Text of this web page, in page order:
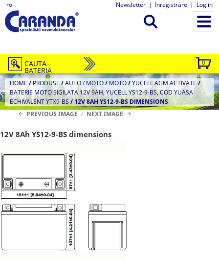
ro Newsletter | Inregistrare | Log in
0
CAUTA
BATERIA
HOME / PRODUSE/AUTO / MOTO/ MOTO/YUCELL AGM ACTIVATE/
BATERIE MOTO SIGILATA 12V 9AH, YUCELL YS12-9-BS, COD YUASA
ECHIVALENT YTX9-BS/12V 8AH YS12-9-BS DIMENSIONS
PREVIOUS IMAGE
NEXT IMAGE
12V 8Ah YS12-9-BS dimensions